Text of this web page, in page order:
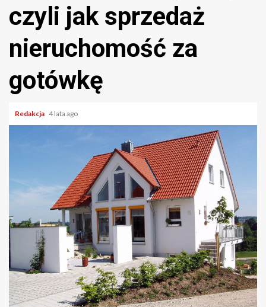
czyli jak sprzedaż
nieruchomość za
gotówkę
Redakcja 4 lata ago